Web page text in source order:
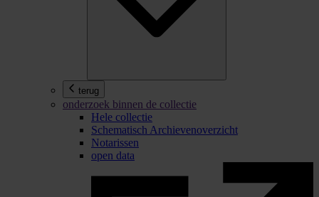
terug
onderzoek binnen de collectie
Hele collectie
Schematisch Archievenoverzicht
Notarissen
open data